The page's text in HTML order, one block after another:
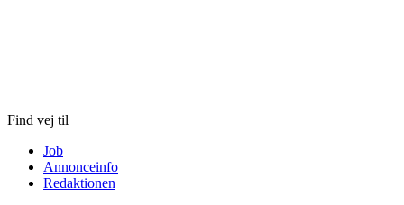
Find vej til
Job
Annonceinfo
Redaktionen